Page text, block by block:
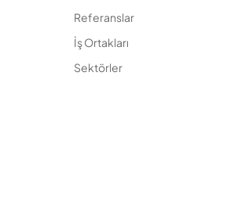
Referanslar
İş Ortakları
Sektörler